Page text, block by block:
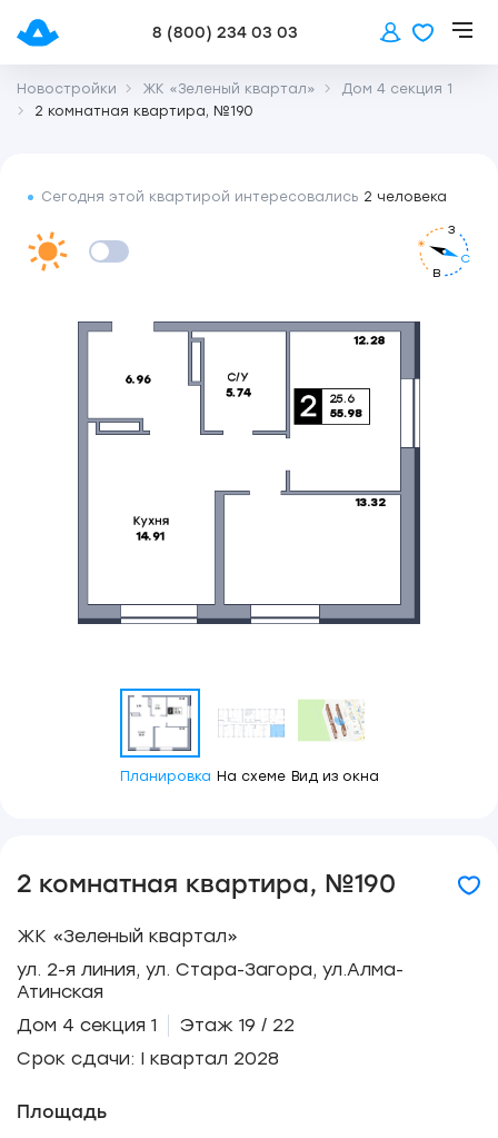
8 (800) 234 03 03
Новостройки ЖК «Зеленый квартал»
Дом 4 секция 1
2 комнатная квартира, №190
Сегодня этой квартирой интересовались 2 человека
С
В
З
Планировка На схеме Вид из окна
2 комнатная квартира, №190
ЖК «Зеленый квартал»
ул. 2-я линия, ул. Стара-Загора, ул.Алма-
Атинская
Дом 4 секция 1
Этаж 19 / 22
Срок сдачи: I квартал 2028
Площадь